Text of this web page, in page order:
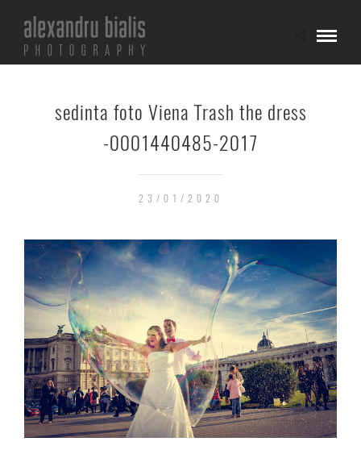
sedinta foto Viena Trash the dress
-0001440485-2017
23/01/2020